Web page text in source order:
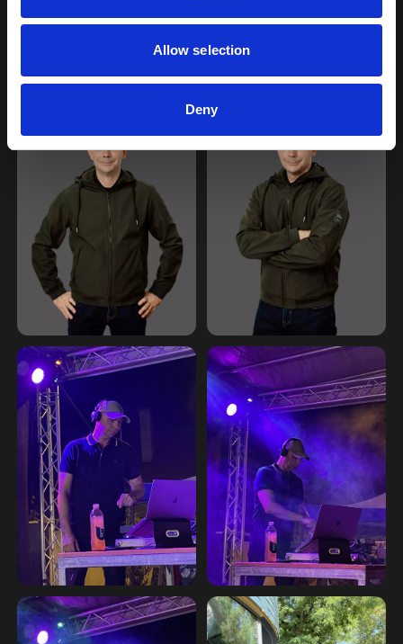
Allow selection
Deny